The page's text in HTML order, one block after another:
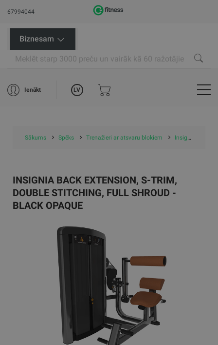
67994044
Biznesam
Ienākt LV
Sākums Spēks Trenažieri ar atsvaru blokiem Insignia Back Extension, S-Trim, Double Stitching, Full Shroud - Black Opaque
INSIGNIA BACK EXTENSION, S-TRIM,
DOUBLE STITCHING, FULL SHROUD -
BLACK OPAQUE